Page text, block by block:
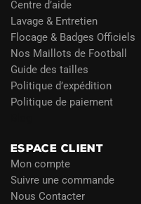
Centre d’aide
Lavage & Entretien
Flocage & Badges Officiels
Nos Maillots de Football
Guide des tailles
Politique d’expédition
Politique de paiement
ESPACE CLIENT
Mon compte
Suivre une commande
Nous Contacter